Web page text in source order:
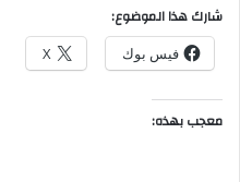
شارك هذا الموضوع:
فيس بوك X
معجب بهذه: